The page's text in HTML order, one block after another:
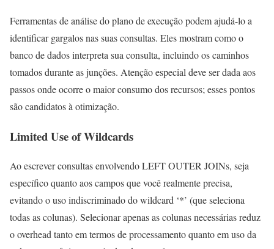
Ferramentas de análise do plano de execução podem ajudá-lo a
identificar gargalos nas suas consultas. Eles mostram como o
banco de dados interpreta sua consulta, incluindo os caminhos
tomados durante as junções. Atenção especial deve ser dada aos
passos onde ocorre o maior consumo dos recursos; esses pontos
são candidatos à otimização.
Limited Use of Wildcards
Ao escrever consultas envolvendo LEFT OUTER JOINs, seja
específico quanto aos campos que você realmente precisa,
evitando o uso indiscriminado do wildcard ‘*’ (que seleciona
todas as colunas). Selecionar apenas as colunas necessárias reduz
o overhead tanto em termos de processamento quanto em uso da